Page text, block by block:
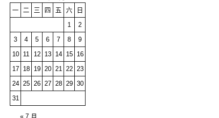
一
二 三 四 五 六
日
1
2
3
4 5 6 7 8
9
10
11 12 13 14 15
16
17
18 19 20 21 22
23
24
25 26 27 28 29 30
31
« 7 月